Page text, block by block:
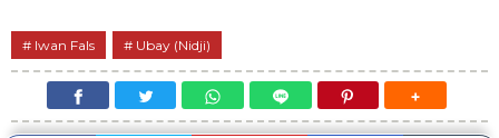
Iwan Fals Ubay (Nidji)